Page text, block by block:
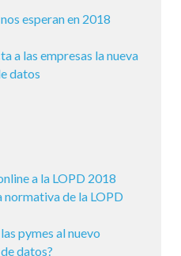
esperan en 2018
a las empresas la nueva
datos
a la LOPD 2018
normativa de la LOPD
pymes al nuevo
datos?